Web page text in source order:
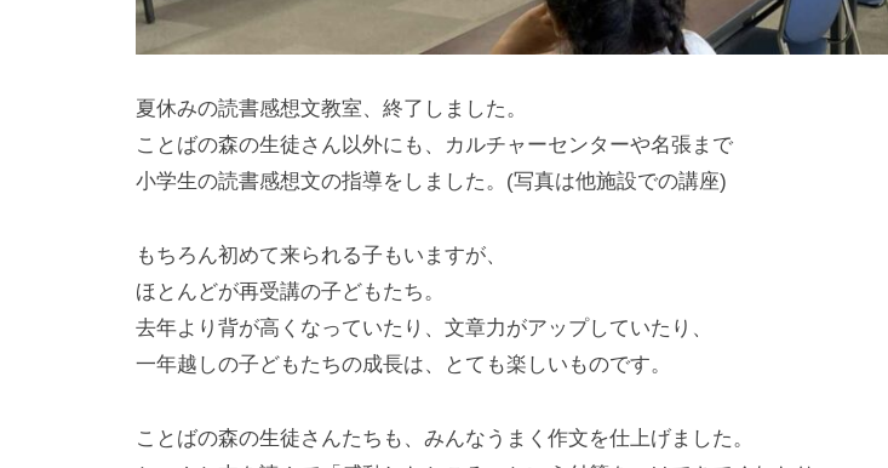
r
夏休みの読書感想文教室、終了しました。
ことばの森の生徒さん以外にも、カルチャーセンターや名張まで
小学生の読書感想文の指導をしました。(写真は他施設での講座)
もちろん初めて来られる子もいますが、
ほとんどが再受講の子どもたち。
去年より背が高くなっていたり、文章力がアップしていたり、
一年越しの子どもたちの成長は、とても楽しいものです。
ことばの森の生徒さんたちも、みんなうまく作文を仕上げました。